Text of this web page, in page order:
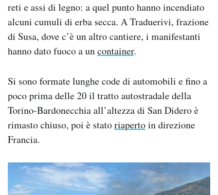
reti e assi di legno: a quel punto hanno incendiato
alcuni cumuli di erba secca. A Traduerivi, frazione
di Susa, dove c’è un altro cantiere, i manifestanti
hanno dato fuoco a uncontainer.
Si sono formate lunghe code di automobili e fino a
poco prima delle 20 il tratto autostradale della
Torino-Bardonecchia all’altezza di San Didero è
rimasto chiuso, poi è statoriapertoin direzione
Francia.